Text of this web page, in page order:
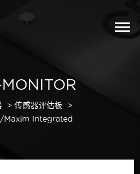
传感器评估板
Maxim Integrated